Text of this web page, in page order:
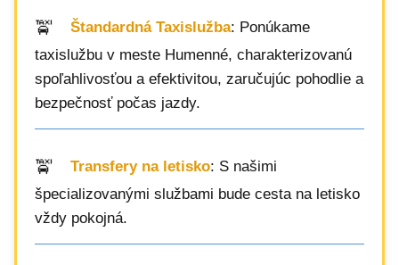
Štandardná Taxislužba: Ponúkame
taxislužbu v meste Humenné, charakterizovanú
spoľahlivosťou a efektivitou, zaručujúc pohodlie a
bezpečnosť počas jazdy.
Transfery na letisko: S našimi
špecializovanými službami bude cesta na letisko
vždy pokojná.